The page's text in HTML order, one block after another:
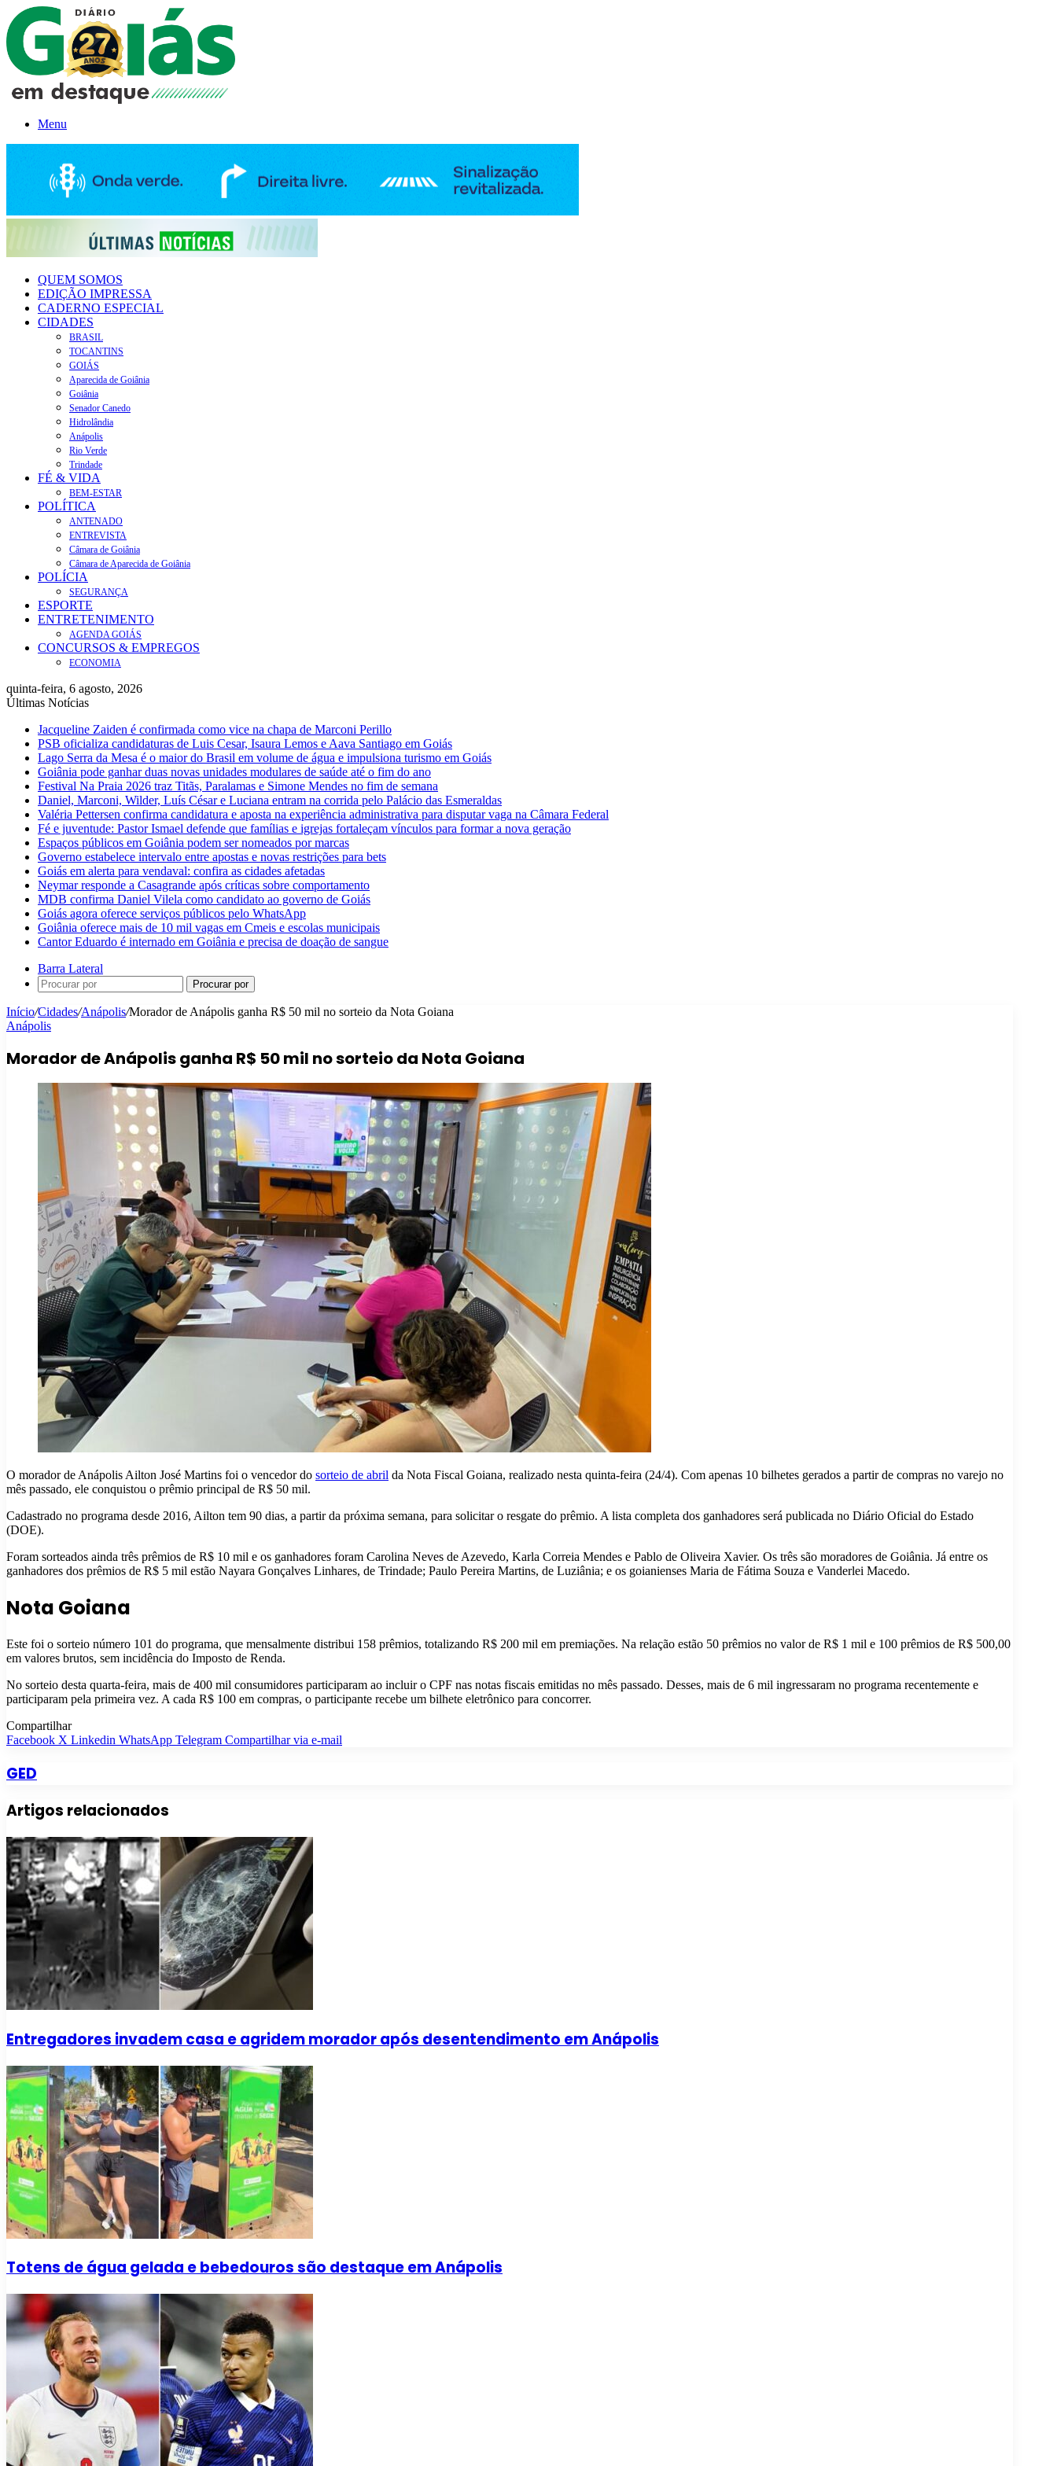
Menu
QUEM SOMOS
EDIÇÃO IMPRESSA
CADERNO ESPECIAL
CIDADES
BRASIL
TOCANTINS
GOIÁS
Aparecida de Goiânia
Goiânia
Senador Canedo
Hidrolândia
Anápolis
Rio Verde
Trindade
FÉ & VIDA
BEM-ESTAR
POLÍTICA
ANTENADO
ENTREVISTA
Câmara de Goiânia
Câmara de Aparecida de Goiânia
POLÍCIA
SEGURANÇA
ESPORTE
ENTRETENIMENTO
AGENDA GOIÁS
CONCURSOS & EMPREGOS
ECONOMIA
quinta-feira, 6 agosto, 2026
Últimas Notícias
Jacqueline Zaiden é confirmada como vice na chapa de Marconi Perillo
PSB oficializa candidaturas de Luis Cesar, Isaura Lemos e Aava Santiago em Goiás
Lago Serra da Mesa é o maior do Brasil em volume de água e impulsiona turismo em Goiás
Goiânia pode ganhar duas novas unidades modulares de saúde até o fim do ano
Festival Na Praia 2026 traz Titãs, Paralamas e Simone Mendes no fim de semana
Daniel, Marconi, Wilder, Luís César e Luciana entram na corrida pelo Palácio das Esmeraldas
Valéria Pettersen confirma candidatura e aposta na experiência administrativa para disputar vaga na Câmara Federal
Fé e juventude: Pastor Ismael defende que famílias e igrejas fortaleçam vínculos para formar a nova geração
Espaços públicos em Goiânia podem ser nomeados por marcas
Governo estabelece intervalo entre apostas e novas restrições para bets
Goiás em alerta para vendaval: confira as cidades afetadas
Neymar responde a Casagrande após críticas sobre comportamento
MDB confirma Daniel Vilela como candidato ao governo de Goiás
Goiás agora oferece serviços públicos pelo WhatsApp
Goiânia oferece mais de 10 mil vagas em Cmeis e escolas municipais
Cantor Eduardo é internado em Goiânia e precisa de doação de sangue
Barra Lateral
Procurar por
Início/Cidades/Anápolis/Morador de Anápolis ganha R$ 50 mil no sorteio da Nota Goiana
Anápolis
Morador de Anápolis ganha R$ 50 mil no sorteio da Nota Goiana
O morador de Anápolis Ailton José Martins foi o vencedor do sorteio de abril da Nota Fiscal Goiana, realizado nesta quinta-feira (24/4). Com apenas 10 bilhetes gerados a partir de compras no varejo no
mês passado, ele conquistou o prêmio principal de R$ 50 mil.
Cadastrado no programa desde 2016, Ailton tem 90 dias, a partir da próxima semana, para solicitar o resgate do prêmio. A lista completa dos ganhadores será publicada no Diário Oficial do Estado
(DOE).
Foram sorteados ainda três prêmios de R$ 10 mil e os ganhadores foram Carolina Neves de Azevedo, Karla Correia Mendes e Pablo de Oliveira Xavier. Os três são moradores de Goiânia. Já entre os
ganhadores dos prêmios de R$ 5 mil estão Nayara Gonçalves Linhares, de Trindade; Paulo Pereira Martins, de Luziânia; e os goianienses Maria de Fátima Souza e Vanderlei Macedo.
Nota Goiana
Este foi o sorteio número 101 do programa, que mensalmente distribui 158 prêmios, totalizando R$ 200 mil em premiações. Na relação estão 50 prêmios no valor de R$ 1 mil e 100 prêmios de R$ 500,00
em valores brutos, sem incidência do Imposto de Renda.
No sorteio desta quarta-feira, mais de 400 mil consumidores participaram ao incluir o CPF nas notas fiscais emitidas no mês passado. Desses, mais de 6 mil ingressaram no programa recentemente e
participaram pela primeira vez. A cada R$ 100 em compras, o participante recebe um bilhete eletrônico para concorrer.
Compartilhar
Facebook X Linkedin WhatsApp Telegram Compartilhar via e-mail
GED
Artigos relacionados
Entregadores invadem casa e agridem morador após desentendimento em Anápolis
Totens de água gelada e bebedouros são destaque em Anápolis